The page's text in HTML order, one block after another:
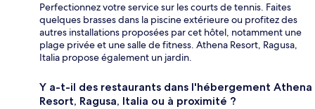
Perfectionnez votre service sur les courts de tennis. Faites
quelques brasses dans la piscine extérieure ou profitez des
autres installations proposées par cet hôtel, notamment une
plage privée et une salle de fitness. Athena Resort, Ragusa,
Italia propose également un jardin.
Y a-t-il des restaurants dans l'hébergement Athena
Resort, Ragusa, Italia ou à proximité ?